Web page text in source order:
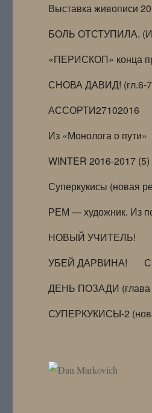
Выставка живописи
БОЛЬ ОТСТУПИЛА.
«ПЕРИСКОП» конца
СНОВА ДАВИД! (гл.6-7
АССОРТИ27102016
Из «Монолога о пути»
WINTER 2016-2017 (5)
Суперкукисы (новая
РЕМ — художник. Из
НОВЫЙ УЧИТЕЛЬ!
УБЕЙ ДАРВИНА!
ДЕНЬ ПОЗАДИ
СУПЕРКУКИСЫ-2